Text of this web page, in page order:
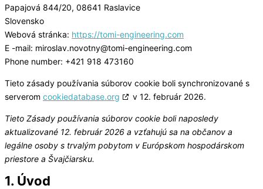
Papajová 844/20, 08641 Raslavice
Slovensko
Webová stránka: https://tomi-engineering.com
E -mail: miroslav.novotny@tomi-engineering.com
Phone number: +421 918 473160
Tieto zásady používania súborov cookie boli synchronizované s
serverom cookiedatabase.org v 12. február 2026.
Tieto Zásady používania súborov cookie boli naposledy
aktualizované 12. február 2026 a vzťahujú sa na občanov a
legálne osoby s trvalým pobytom v Európskom hospodárskom
priestore a Švajčiarsku.
1. Úvod